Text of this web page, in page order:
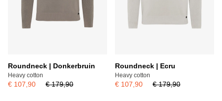
Roundneck | Donkerbruin
Heavy cotton
€ 107,90 € 179,90
Roundneck | Ecru
Heavy cotton
€ 107,90 € 179,90